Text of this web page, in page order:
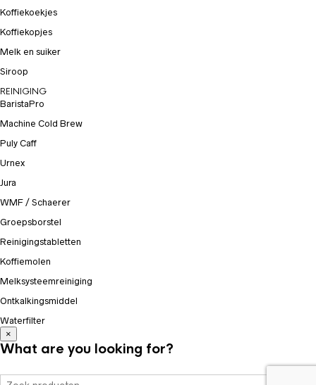
Koffiekoekjes
Koffiekopjes
Melk en suiker
Siroop
REINIGING
BaristaPro
Machine Cold Brew
Puly Caff
Urnex
Jura
WMF / Schaerer
Groepsborstel
Reinigingstabletten
Koffiemolen
Melksysteemreiniging
Ontkalkingsmiddel
Waterfilter
×
What are you looking for?